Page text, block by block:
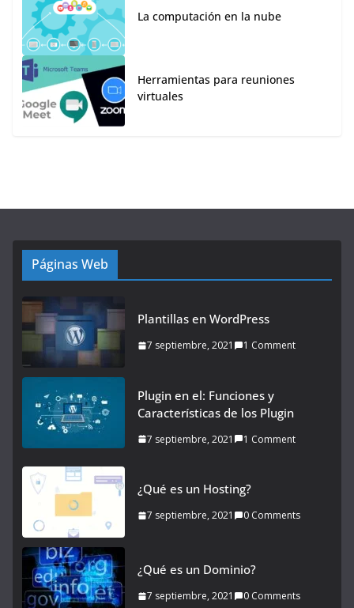
La computación en la nube
Herramientas para reuniones
virtuales
Páginas Web
Plantillas en WordPress
7 septiembre, 2021 1 Comment
Plugin en el: Funciones y
Características de los Plugin
7 septiembre, 2021 1 Comment
¿Qué es un Hosting?
7 septiembre, 2021 0 Comments
¿Qué es un Dominio?
7 septiembre, 2021 0 Comments